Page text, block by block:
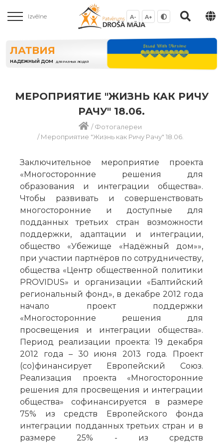
Izvēlne A- A+
ЛАТВИЯ
НАДЕЖНЫЙ ДОМ ДЛЯ РАЗНЫХ ЛЮДЕЙ
МЕРОПРИЯТИЕ "ЖИЗНЬ КАК РИЧУ
РАЧУ" 18.06.
/Фотогалереи
/Мероприятие "Жизнь как Ричу Рачу" 18.06.
Заключительное мероприятие проекта
«Многосторонние решения для
образования и интеграции общества».
Чтобы развивать и совершенствовать
многосторонние и доступные для
подданных третьих стран возможности
поддержки, адаптации и интеграции,
общество «Убежище «Надёжный дом»»,
при участии партнёров по сотрудничеству,
общества «Центр общественной политики
PROVIDUS» и организации «Балтийский
региональный фонд», в декабре 2012 года
начало проект поддержки
«Многосторонние решения для
просвещения и интеграции общества».
Период реализации проекта: 19 декабря
2012 года – 30 июня 2013 года. Проект
(со)финансирует Европейский Союз.
Реализация проекта «Многосторонние
решения для просвещения и интеграции
общества» софинансируется в размере
75% из средств Европейского фонда
интеграции подданных третьих стран и в
размере 25% - из средств